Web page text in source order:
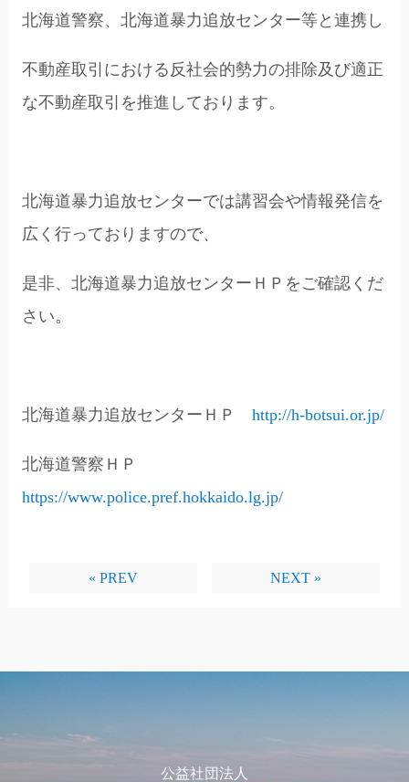
北海道警察、北海道暴力追放センター等と連携し
不動産取引における反社会的勢力の排除及び適正
な不動産取引を推進しております。
北海道暴力追放センターでは講習会や情報発信を
広く行っておりますので、
是非、北海道暴力追放センターＨＰをご確認くだ
さい。
北海道暴力追放センターＨＰ http://h-botsui.or.jp/
北海道警察ＨＰ
https://www.police.pref.hokkaido.lg.jp/
« PREV NEXT »
公益社団法人